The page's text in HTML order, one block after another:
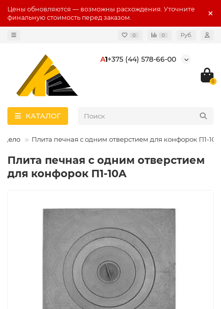
Цены обновляются — возможны расхождения. Уточните
финальную стоимость перед заказом.
0 0 Руб.
А1+375 (44) 578-66-00
0
КАТАЛОГ
дело Плита печная с одним отверстием для конфорок П1-10А
Плита печная с одним отверстием
для конфорок П1-10А